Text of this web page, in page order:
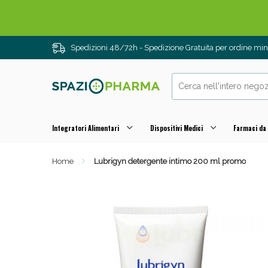
Spedizioni 48/72h - Spedizione Gratuita per ordine
Integratori Alimentari Dispositivi Medici Farmaci
Home Lubrigyn detergente intimo 200 ml promo